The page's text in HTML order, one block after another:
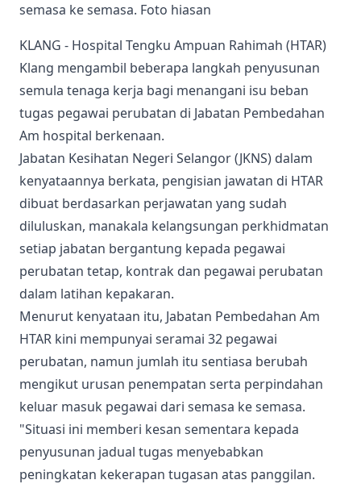
semasa ke semasa. Foto hiasan
KLANG - Hospital Tengku Ampuan Rahimah (HTAR)
Klang mengambil beberapa langkah penyusunan
semula tenaga kerja bagi menangani isu beban
tugas pegawai perubatan di Jabatan Pembedahan
Am hospital berkenaan.
Jabatan Kesihatan Negeri Selangor (JKNS) dalam
kenyataannya berkata, pengisian jawatan di HTAR
dibuat berdasarkan perjawatan yang sudah
diluluskan, manakala kelangsungan perkhidmatan
setiap jabatan bergantung kepada pegawai
perubatan tetap, kontrak dan pegawai perubatan
dalam latihan kepakaran.
Menurut kenyataan itu, Jabatan Pembedahan Am
HTAR kini mempunyai seramai 32 pegawai
perubatan, namun jumlah itu sentiasa berubah
mengikut urusan penempatan serta perpindahan
keluar masuk pegawai dari semasa ke semasa.
"Situasi ini memberi kesan sementara kepada
penyusunan jadual tugas menyebabkan
peningkatan kekerapan tugasan atas panggilan.